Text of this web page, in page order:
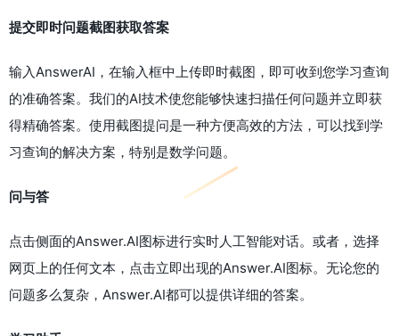
提交即时问题截图获取答案
输入AnswerAI，在输入框中上传即时截图，即可收到您学习查询
的准确答案。我们的AI技术使您能够快速扫描任何问题并立即获
得精确答案。使用截图提问是一种方便高效的方法，可以找到学
习查询的解决方案，特别是数学问题。
问与答
点击侧面的Answer.AI图标进行实时人工智能对话。或者，选择
网页上的任何文本，点击立即出现的Answer.AI图标。无论您的
问题多么复杂，Answer.AI都可以提供详细的答案。